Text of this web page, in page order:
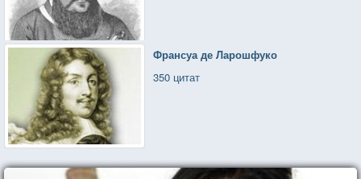
Франсуа де Ларошфуко
350 цитат